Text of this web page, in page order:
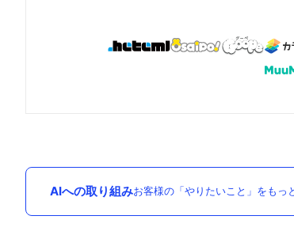
AIへの取り組みお客様の「やりたいこと」をもっ